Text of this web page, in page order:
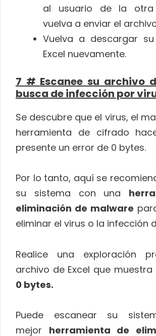
al usuario de la
vuelva a enviar el
Vuelva a descargar
Excel nuevamente.
7 # Escanee su archivo
busca de infección por
Se descubre que el virus, el
herramienta de cifrado
presente un error de 0 bytes.
Por lo tanto, aquí se
su sistema con una
eliminación de malware
eliminar el virus o la infección
Realice una exploración
archivo de Excel que muestra
0 bytes.
Puede escanear su
mejor herramienta de